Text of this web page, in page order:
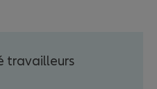
travailleurs